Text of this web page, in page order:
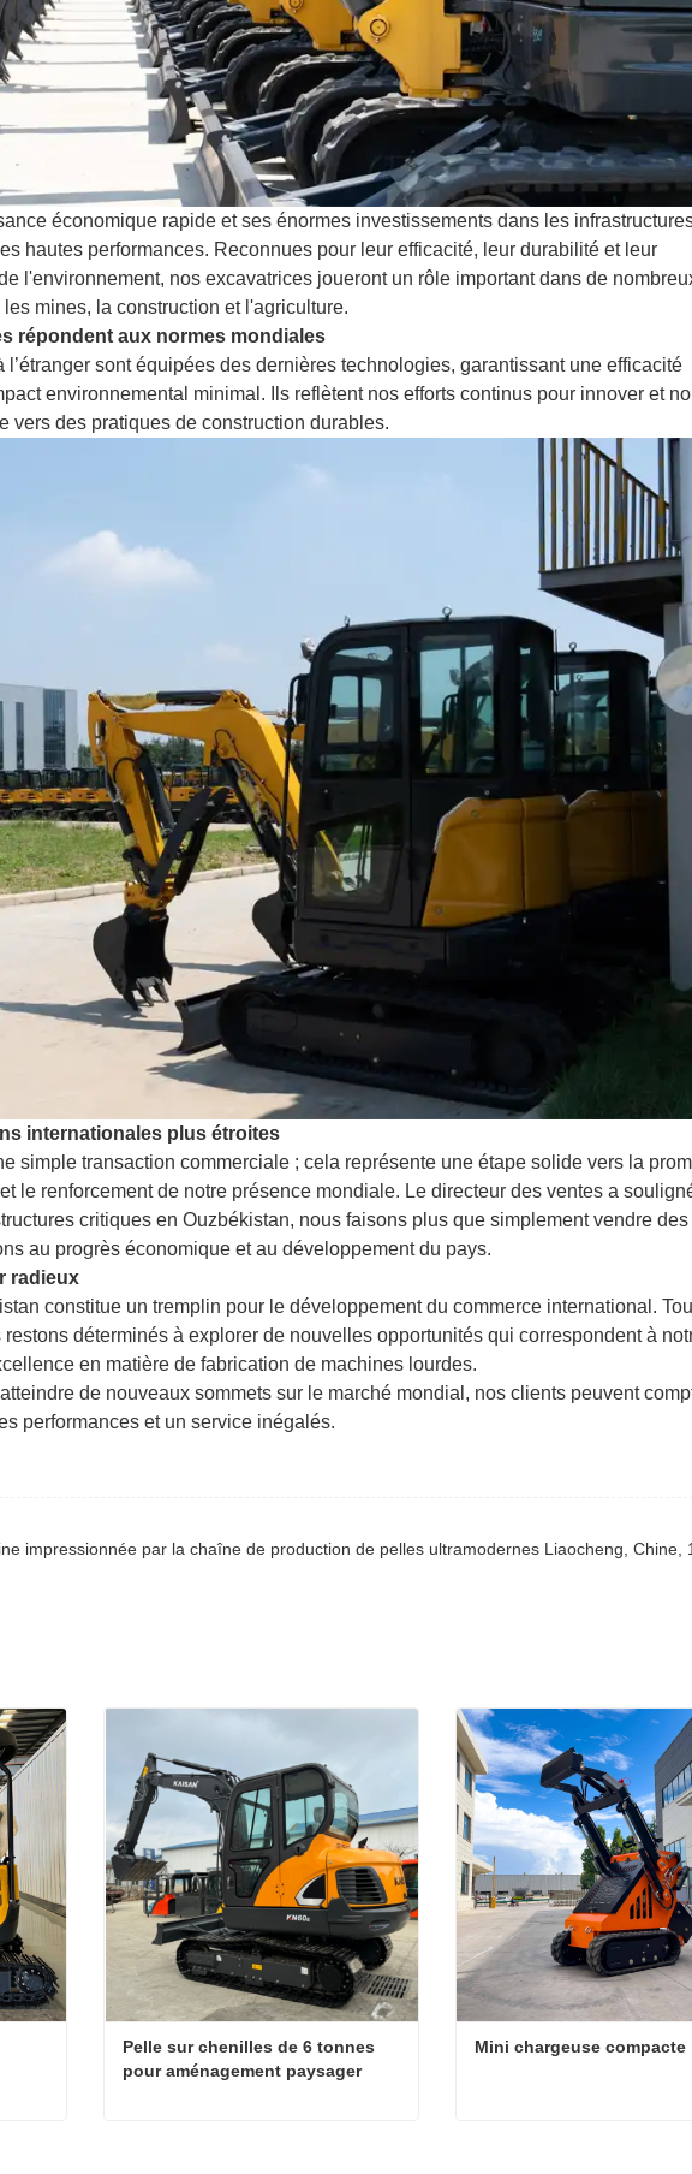
économique rapide et ses énormes investissements dans les
hautes performances. Reconnues pour leur efficacité, leur durabilité et leur
l'environnement, nos excavatrices joueront un rôle important dans de
mines, la construction et l'agriculture.
répondent aux normes mondiales
l’étranger sont équipées des dernières technologies, garantissant une efficacité
environnemental minimal. Ils reflètent nos efforts continus pour innover et
vers des pratiques de construction durables.
internationales plus étroites
simple transaction commerciale ; cela représente une étape solide vers la
le renforcement de notre présence mondiale. Le directeur des ventes a
critiques en Ouzbékistan, nous faisons plus que simplement vendre des
au progrès économique et au développement du pays.
radieux
constitue un tremplin pour le développement du commerce international.
déterminés à explorer de nouvelles opportunités qui correspondent à
en matière de fabrication de machines lourdes.
de nouveaux sommets sur le marché mondial, nos clients peuvent
performances et un service inégalés.
impressionnée par la chaîne de production de pelles ultramodernes Liaocheng, Chine,
Pelle sur chenilles de 6 tonnes
pour aménagement paysager
Mini chargeuse compacte